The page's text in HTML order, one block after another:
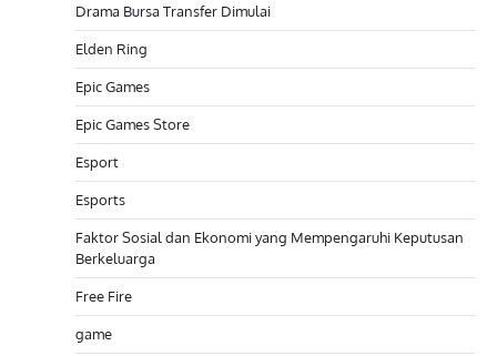
Drama Bursa Transfer Dimulai
Elden Ring
Epic Games
Epic Games Store
Esport
Esports
Faktor Sosial dan Ekonomi yang Mempengaruhi Keputusan
Berkeluarga
Free Fire
game